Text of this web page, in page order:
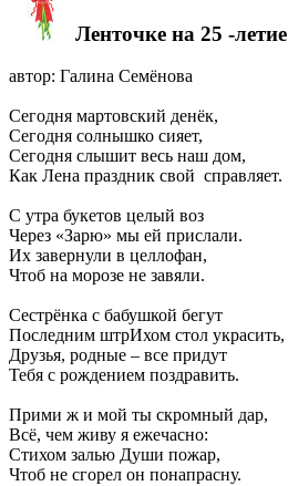
Ленточке на 25 -летие
автор: Галина Семёнова
Сегодня мартовский денёк,
Сегодня солнышко сияет,
Сегодня слышит весь наш дом,
Как Лена праздник свой справляет.
С утра букетов целый воз
Через «Зарю» мы ей прислали.
Их завернули в целлофан,
Чтоб на морозе не завяли.
Сестрёнка с бабушкой бегут
Последним штрИхом стол украсить,
Друзья, родные – все придут
Тебя с рождением поздравить.
Прими ж и мой ты скромный дар,
Всё, чем живу я ежечасно:
Стихом залью Души пожар,
Чтоб не сгорел он понапрасну.